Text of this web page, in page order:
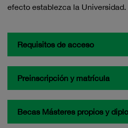
efecto establezca la Universidad.
Requisitos de acceso
Preinscripción y matrícula
Becas Másteres propios y